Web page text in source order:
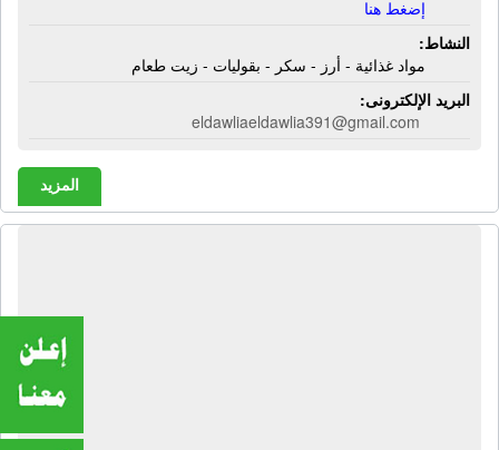
إضغط هنا
النشاط:
مواد غذائية - أرز - سكر - بقوليات - زيت طعام
البريد الإلكترونى:
eldawliaeldawlia391@gmail.com
المزيد
تصنيع جبنة موزاريلا - تعبئة مواد غذائية
جبن يو تشيز - تعبئة جبنة دير - تعبئة جبنة
لافى - تصنيع جبنة رابية - جبنة مستوردة -